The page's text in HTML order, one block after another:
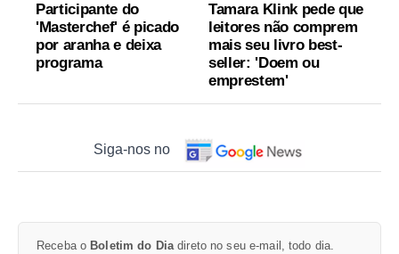
Participante do
'Masterchef' é picado
por aranha e deixa
programa
Tamara Klink pede que
leitores não comprem
mais seu livro best-
seller: 'Doem ou
emprestem'
Siga-nos no
Receba o Boletim do Diadireto no seu e-mail, todo dia.